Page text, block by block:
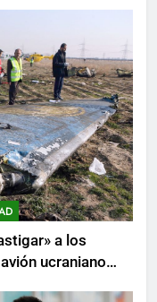
a los
ucraniano